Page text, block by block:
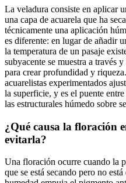
La veladura consiste en aplicar
una capa de acuarela que ha
técnicamente una aplicación
es diferente: en lugar de añadir
la temperatura de un pasaje
subyacente se muestra a través
para crear profundidad y
acuarelistas experimentados
la superficie, y es el puente
las estructurales húmedo sobre
¿Qué causa la floración
evitarla?
Una floración ocurre cuando la
que se está secando pero no